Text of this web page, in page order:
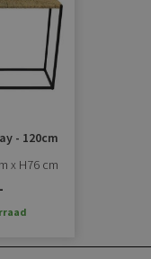
toevoegen
- 120cm
x H76 cm